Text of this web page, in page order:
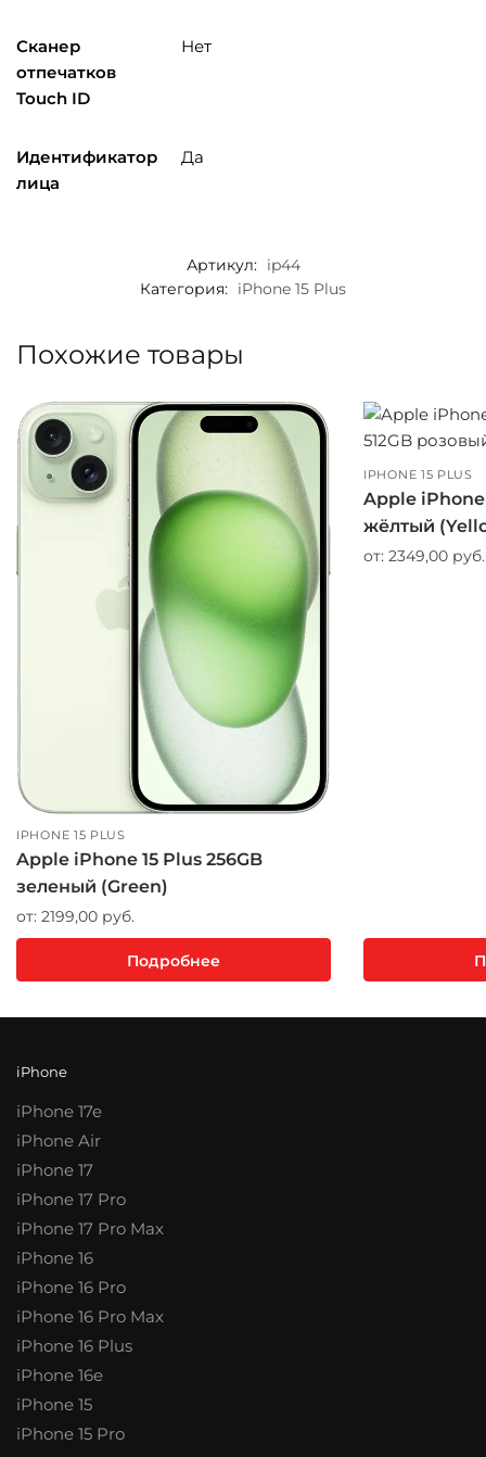
Сканер
отпечатков
Touch ID
Нет
Идентификатор
лица
Да
Артикул: ip44
Категория: iPhone 15 Plus
Похожие товары
IPHONE 15 PLUS
Apple iPhone 15 Plus 256GB
зеленый (Green)
от: 2199,00 руб.
Подробнее
IPHONE 15 PLUS
Apple iPhone
жёлтый
от: 2349,00 руб.
iPhone
iPhone 17e
iPhone Air
iPhone 17
iPhone 17 Pro
iPhone 17 Pro Max
iPhone 16
iPhone 16 Pro
iPhone 16 Pro Max
iPhone 16 Plus
iPhone 16e
iPhone 15
iPhone 15 Pro